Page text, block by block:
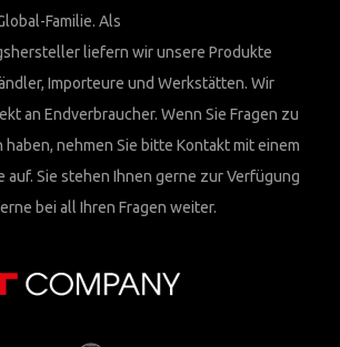
Familie. Als
liefern wir unsere Produkte
Importeure und Werkstätten. Wir
an Endverbraucher. Wenn Sie Fragen zu
nehmen Sie bitte Kontakt mit einem
Sie stehen Ihnen gerne zur Verfügung
bei all Ihren Fragen weiter.